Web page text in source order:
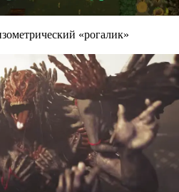
«рогалик»